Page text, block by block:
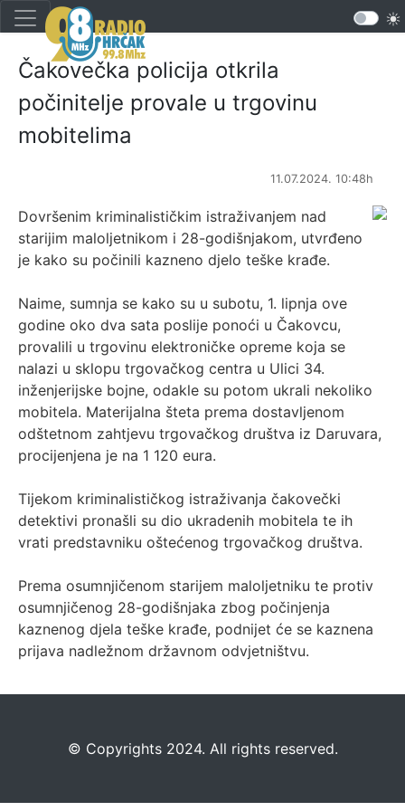
Čakovečka policija otkrila
počinitelje provale u trgovinu
mobitelima
11.07.2024. 10:48h
Dovršenim kriminalističkim istraživanjem nad
starijim maloljetnikom i 28-godišnjakom, utvrđeno
je kako su počinili kazneno djelo teške krađe.
Naime, sumnja se kako su u subotu, 1. lipnja ove
godine oko dva sata poslije ponoći u Čakovcu,
provalili u trgovinu elektroničke opreme koja se
nalazi u sklopu trgovačkog centra u Ulici 34.
inženjerijske bojne, odakle su potom ukrali nekoliko
mobitela. Materijalna šteta prema dostavljenom
odštetnom zahtjevu trgovačkog društva iz Daruvara,
procijenjena je na 1 120 eura.
Tijekom kriminalističkog istraživanja čakovečki
detektivi pronašli su dio ukradenih mobitela te ih
vrati predstavniku oštećenog trgovačkog društva.
Prema osumnjičenom starijem maloljetniku te protiv
osumnjičenog 28-godišnjaka zbog počinjenja
kaznenog djela teške krađe, podnijet će se kaznena
prijava nadležnom državnom odvjetništvu.
©️ Copyrights 2024. All rights reserved.